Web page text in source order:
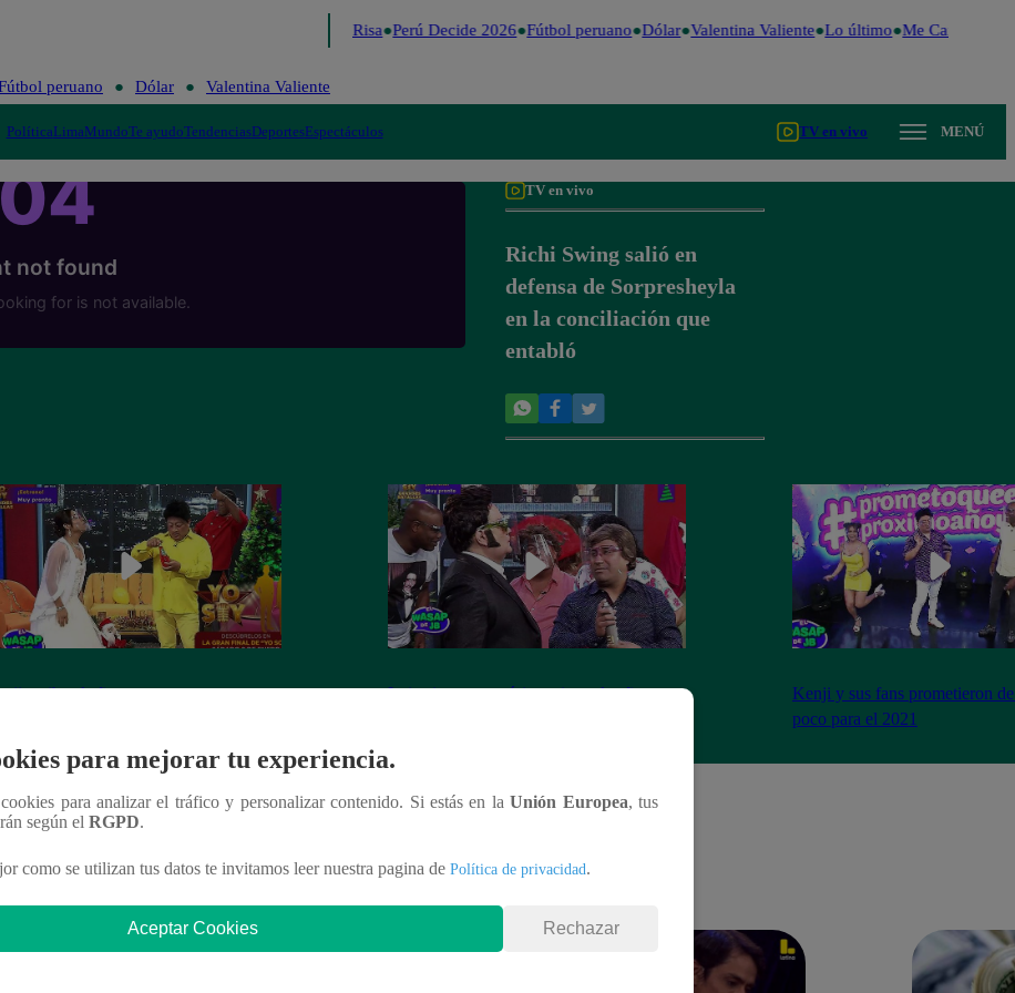
Me Caigo de Risa Perú Decide 2026 Fútbol peruano Dólar Valentina Valiente Lo último Me Caigo de
peruano Dólar Valentina Valiente
PolíticaLimaMundoTe ayudoTendenciasDeportesEspectáculos TV en vivo MENÚ
TV en vivo
Richi Swing salió en
defensa de Sorpresheyla
en la conciliación que
entabló
recibe el año nuevo con otro
Luismi tuvo un pésimo cierre de año y se
Kenji y sus fans prometieron
poco para el 2021
para mejorar tu experiencia.
para analizar el tráfico y personalizar contenido. Si estás en laUnión Europea, tus
según el RGPD.
como se utilizan tus datos te invitamos leer nuestra pagina de Política de privacidad.
Aceptar Cookies Rechazar